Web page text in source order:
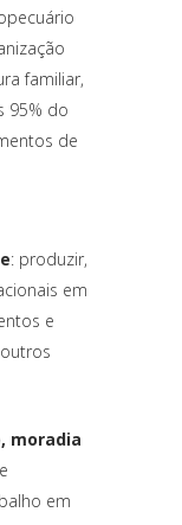
familiar,
95% do
de
: produzir,
em
e
moradia
em